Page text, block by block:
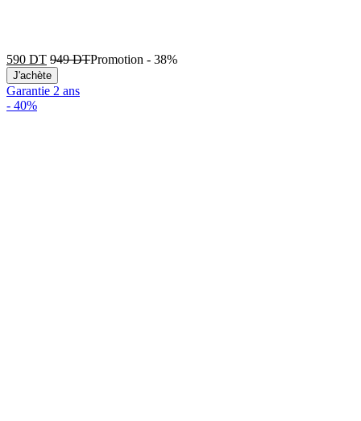
590 DT 949DTPromotion - 38%
J'achète
Garantie 2 ans
- 40%